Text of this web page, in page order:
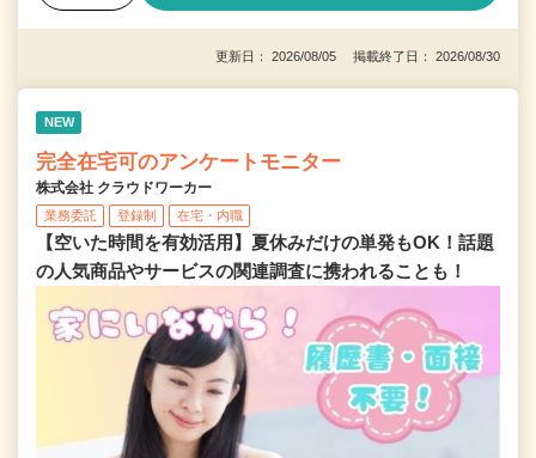
更新日： 2026/08/05 掲載終了日： 2026/08/30
NEW
完全在宅可のアンケートモニター
株式会社 クラウドワーカー
業務委託 登録制 在宅・内職
【空いた時間を有効活用】夏休みだけの単発もOK！話題
の人気商品やサービスの関連調査に携われることも！